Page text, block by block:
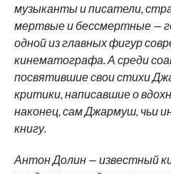
музыканты и писатели,
мертвые и бессмертные —
одной из главных фигур
кинематографа. А среди
посвятившие свои стихи
критики, написавшие о
наконец, сам Джармуш, чьи
книгу.
Антон Долин — известный